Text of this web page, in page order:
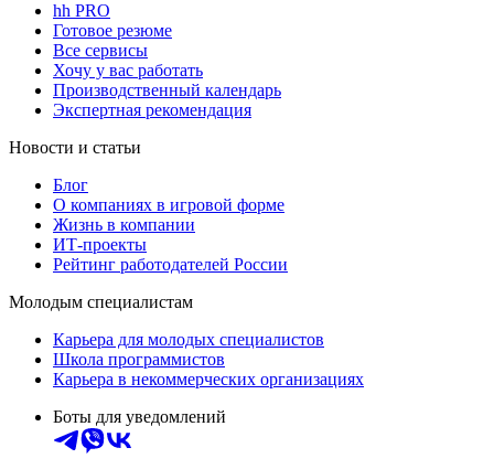
hh PRO
Готовое резюме
Все сервисы
Хочу у вас работать
Производственный календарь
Экспертная рекомендация
Новости и статьи
Блог
О компаниях в игровой форме
Жизнь в компании
ИТ-проекты
Рейтинг работодателей России
Молодым специалистам
Карьера для молодых специалистов
Школа программистов
Карьера в некоммерческих организациях
Боты для уведомлений